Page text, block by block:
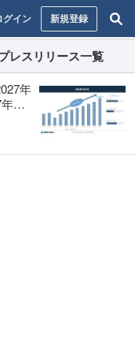
グイン 新規登録
レスリリース一覧
年
に
い